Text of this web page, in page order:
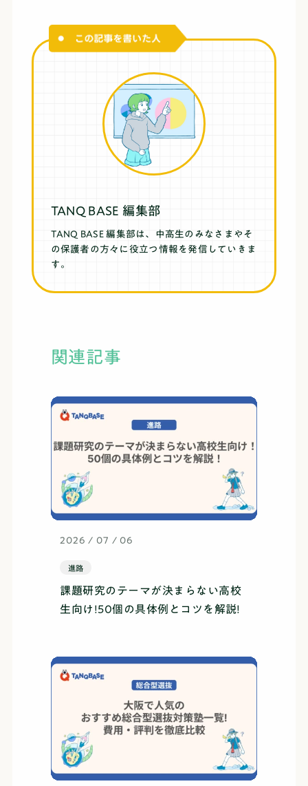
TANQ BASE 編集部
TANQ BASE 編集部は、中高生のみなさまやそ
の保護者の方々に役立つ情報を発信していきま
す。
関連記事
2026 / 07 / 06
進路
課題研究のテーマが決まらない高校
生向け!50個の具体例とコツを解説!